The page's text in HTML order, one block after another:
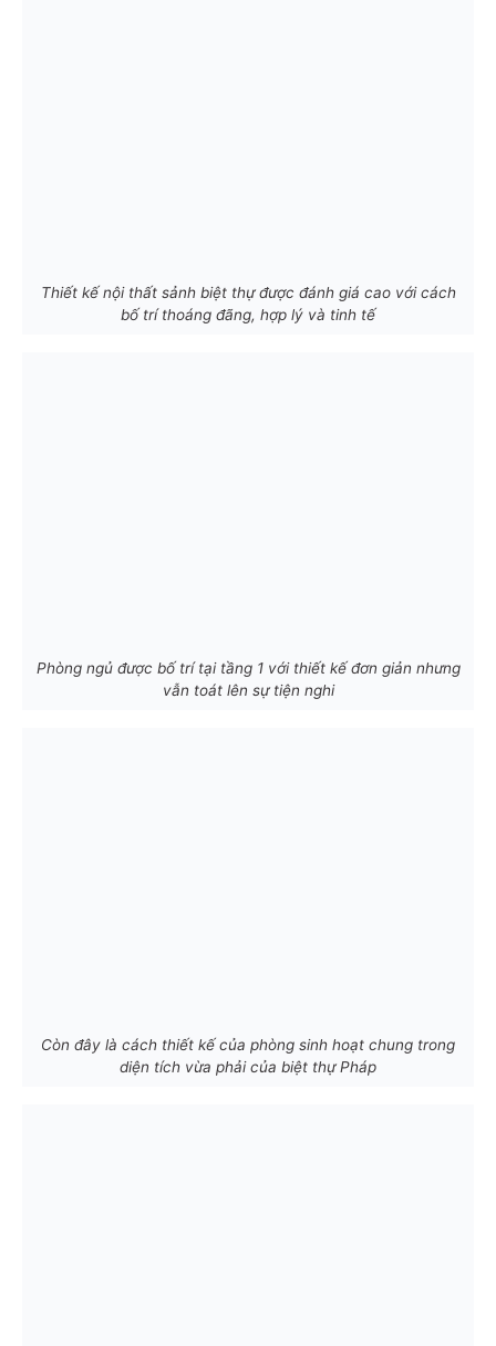
Thiết kế nội thất sảnh biệt thự được đánh giá cao với cách
bố trí thoáng đãng, hợp lý và tinh tế
Phòng ngủ được bố trí tại tầng 1 với thiết kế đơn giản nhưng
vẫn toát lên sự tiện nghi
Còn đây là cách thiết kế của phòng sinh hoạt chung trong
diện tích vừa phải của biệt thự Pháp